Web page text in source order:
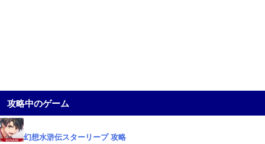
攻略中のゲーム
幻想水滸伝スターリープ 攻略